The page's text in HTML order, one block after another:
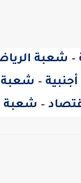
شعبة آداب
– شعبة
)